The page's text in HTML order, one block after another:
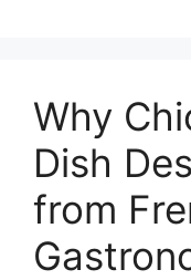
Why
Dish
from